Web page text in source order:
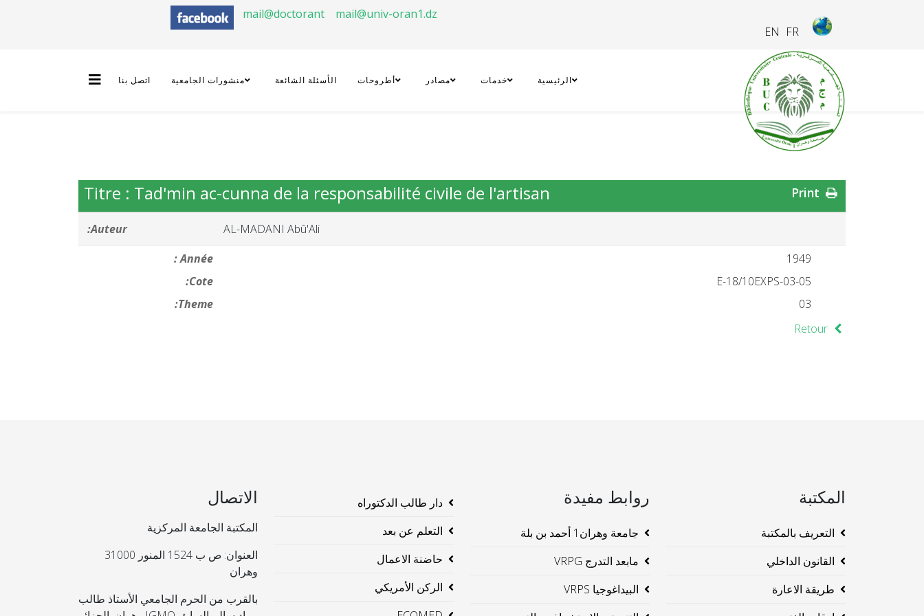
FR
EN
mail@doctorant mail@univ-oran1.dz
الرئيسية خدمات مصادر أطروحات الأسئلة الشائعة منشورات الجامعية اتصل بنا
Titre : Tad'min ac-cunna de la responsabilité civile de l'artisan
Auteur:
AL-MADANI Abû'Ali
Année :
1949
Cote:
03-05-E-18/10EXPS
Theme:
03
Retour
المكتبة
التعريف بالمكتبة
القانون الداخلي
طريقة الاعارة
روابط مفيدة
جامعة وهران1 أحمد بن بلة
مابعد التدرج VRPG
البيداغوجيا VRPS
دار طالب الدكتوراه
التعلم عن بعد
حاضنة الاعمال
الركن الأمريكي
الاتصال
المكتبة الجامعة المركزية
العنوان: ص ب 1524 المنور 31000
وهران
بالقرب من الحرم الجامعي الأستاذ طالب